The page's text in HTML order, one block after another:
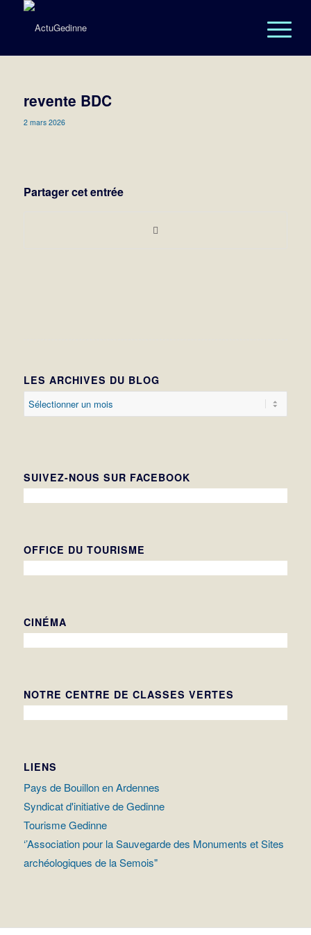
revente BDC
2 mars 2026
Partager cet entrée
LES ARCHIVES DU BLOG
SUIVEZ-NOUS SUR FACEBOOK
OFFICE DU TOURISME
CINÉMA
NOTRE CENTRE DE CLASSES VERTES
LIENS
Pays de Bouillon en Ardennes
Syndicat d'initiative de Gedinne
Tourisme Gedinne
‘’Association pour la Sauvegarde des Monuments et Sites
archéologiques de la Semois"